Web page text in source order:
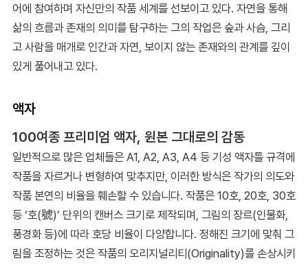
어에 참여하며 자신만의 작품 세계를 선보이고 있다. 자연을 통해
삶의 흐름과 존재의 의미를 탐구하는 그의 작업은 숲과 사슴, 그리
고 사람을 매개로 인간과 자연, 보이지 않는 존재와의 관계를 깊이
있게 풀어내고 있다.
액자
100여종 프리미엄 액자, 원본 그대로의 감동
일반적으로 많은 업체들은 A1, A2, A3, A4 등 기성 액자틀 규격에
작품을 자르거나 변형하여 맞추지만, 이러한 방식은 작가의 의도와
작품 본연의 비율을 훼손할 수 있습니다. 작품은 10호, 20호, 30호
등 ‘호(號)’ 단위의 캔버스 크기로 제작되며, 그림의 장르(인물화,
풍경화 등)에 따라 호당 비율이 다양합니다. 정해진 크기에 맞춰 그
림을 조정하는 것은 작품의 오리지널리티(Originality)를 손상시키